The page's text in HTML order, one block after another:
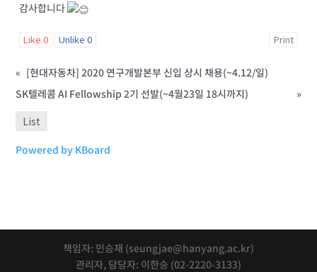
감사합니다
Like0 Unlike0 Print
« [현대자동차] 2020 연구개발본부 신입 상시 채용(~4.12/일)
SK텔레콤 AI Fellowship 2기 선발(~4월23일 18시까지)
»
List
Powered by KBoard
책임자: 민승재 (seungjae@hanyang.ac.kr)
관리자, 담당자: 이한승 (02-2220-3133)